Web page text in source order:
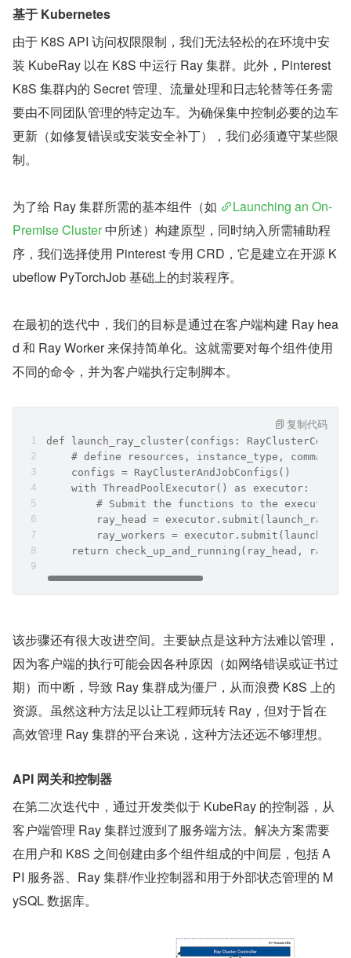
基于 Kubernetes
由于 K8S API 访问权限限制，我们无法轻松的在环境中安
装 KubeRay 以在 K8S 中运行 Ray 集群。此外，Pinterest
K8S 集群内的 Secret 管理、流量处理和日志轮替等任务需
要由不同团队管理的特定边车。为确保集中控制必要的边车
更新（如修复错误或安装安全补丁），我们必须遵守某些限
制。
为了给 Ray 集群所需的基本组件（如
Launching an On-
Premise Cluster 中所述）构建原型，同时纳入所需辅助程
序，我们选择使用 Pinterest 专用 CRD，它是建立在开源 K
ubeflow PyTorchJob 基础上的封装程序。
在最初的迭代中，我们的目标是通过在客户端构建 Ray hea
d 和 Ray Worker 来保持简单化。这就需要对每个组件使用
不同的命令，并为客户端执行定制脚本。
def launch_ray_cluster(configs:
# define resources, instance_type, command,
    configs = RayClusterAndJobConfigs()
    with ThreadPoolExecutor() as executor:
        # Submit the functions to the executor
ray_head =
ray_workers =
return check_up_and_running(ray_head,
复制代码
该步骤还有很大改进空间。主要缺点是这种方法难以管理，
因为客户端的执行可能会因各种原因（如网络错误或证书过
期）而中断，导致 Ray 集群成为僵尸，从而浪费 K8S 上的
资源。虽然这种方法足以让工程师玩转 Ray，但对于旨在
高效管理 Ray 集群的平台来说，这种方法还远不够理想。
API 网关和控制器
在第二次迭代中，通过开发类似于 KubeRay 的控制器，从
客户端管理 Ray 集群过渡到了服务端方法。解决方案需要
在用户和 K8S 之间创建由多个组件组成的中间层，包括 A
PI 服务器、Ray 集群/作业控制器和用于外部状态管理的 M
ySQL 数据库。